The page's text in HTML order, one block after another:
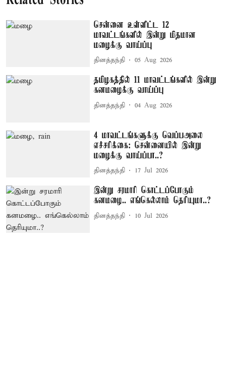
சென்னை உள்ளிட்ட 12
மாவட்டங்களில் இன்று மிதமான
மழைக்கு வாய்ப்பு
தினத்தந்தி 05 Aug 2026
தமிழகத்தில் 11 மாவட்டங்களில் இன்று
கனமழைக்கு வாய்ப்பு
தினத்தந்தி 04 Aug 2026
4 மாவட்டங்களுக்கு வெப்பஅலை
எச்சரிக்கை: சென்னையில் இன்று
மழைக்கு வாய்ப்பா..?
தினத்தந்தி 17 Jul 2026
இன்று சரமாரி கொட்டப்போகும்
கனமழை.. எங்கெல்லாம் தெரியுமா..?
தினத்தந்தி 10 Jul 2026